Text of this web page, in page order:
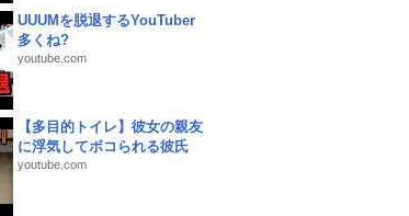
UUUMを脱退するYouTuber
多くね?
youtube.com
【多目的トイレ】彼女の親友
に浮気してボコられる彼氏
youtube.com